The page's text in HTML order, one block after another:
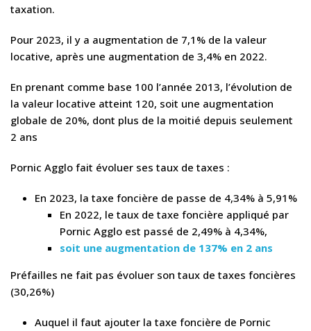
taxation.
Pour 2023, il y a augmentation de 7,1% de la valeur
locative, après une augmentation de 3,4% en 2022.
En prenant comme base 100 l’année 2013, l’évolution de
la valeur locative atteint 120, soit une augmentation
globale de 20%, dont plus de la moitié depuis seulement
2 ans
Pornic Agglo fait évoluer ses taux de taxes :
En 2023, la taxe foncière de passe de 4,34% à 5,91%
En 2022, le taux de taxe foncière appliqué par
Pornic Agglo est passé de 2,49% à 4,34%,
soit une augmentation de 137% en 2 ans
Préfailles ne fait pas évoluer son taux de taxes foncières
(30,26%)
Auquel il faut ajouter la taxe foncière de Pornic